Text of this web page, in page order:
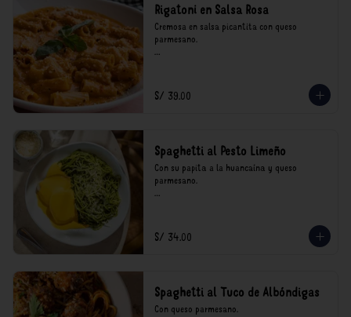
Rigatoni en Salsa Rosa
Cremosa en salsa picantita con queso
parmesano.
consumo.
S/ 39.00
Spaghetti al Pesto Limeño
Con su papita a la huancaína y queso
parmesano.
consumo.
S/ 34.00
Spaghetti al Tuco de Albóndigas
Con queso parmesano.